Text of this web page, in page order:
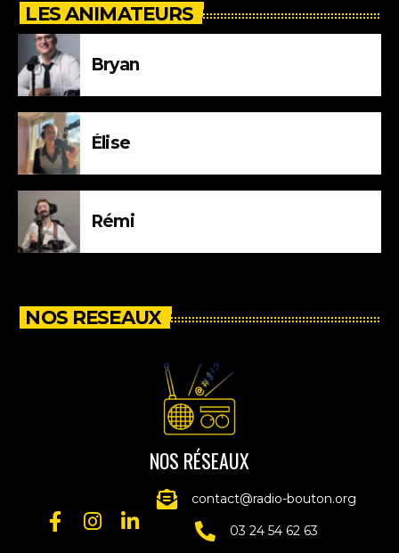
LES ANIMATEURS
Bryan
Élise
Rémi
NOS RESEAUX
NOS RÉSEAUX
contact@radio-bouton.org
03 24 54 62 63